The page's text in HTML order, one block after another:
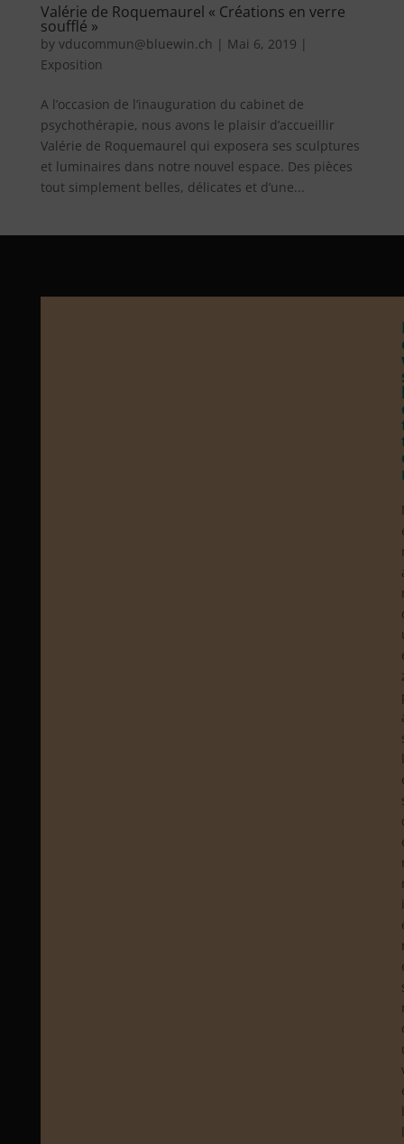
Valérie de Roquemaurel « Créations en verre
soufflé »
by vducommun@bluewin.ch | Mai 6, 2019 |
Exposition
A l’occasion de l’inauguration du cabinet de
psychothérapie, nous avons le plaisir d’accueillir
Valérie de Roquemaurel qui exposera ses sculptures
et luminaires dans notre nouvel espace. Des pièces
tout simplement belles, délicates et d’une...
l
i
l
l